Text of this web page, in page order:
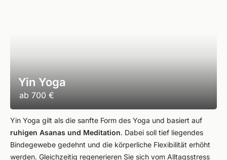
Yin Yoga
ab 700 €
Yin Yoga gilt als die sanfte Form des Yoga und basiert auf
ruhigen Asanas und Meditation. Dabei soll tief liegendes
Bindegewebe gedehnt und die körperliche Flexibilität erhöht
werden. Gleichzeitig regenerieren Sie sich vom Alltagsstress